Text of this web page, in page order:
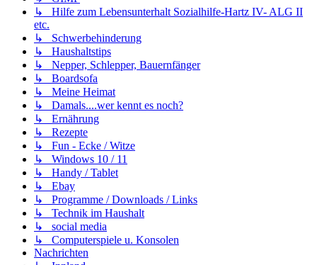
↳ Hilfe zum Lebensunterhalt Sozialhilfe-Hartz IV- ALG II
etc.
↳ Schwerbehinderung
↳ Haushaltstips
↳ Nepper, Schlepper, Bauernfänger
↳ Boardsofa
↳ Meine Heimat
↳ Damals....wer kennt es noch?
↳ Ernährung
↳ Rezepte
↳ Fun - Ecke / Witze
↳ Windows 10 / 11
↳ Handy / Tablet
↳ Ebay
↳ Programme / Downloads / Links
↳ Technik im Haushalt
↳ social media
↳ Computerspiele u. Konsolen
Nachrichten